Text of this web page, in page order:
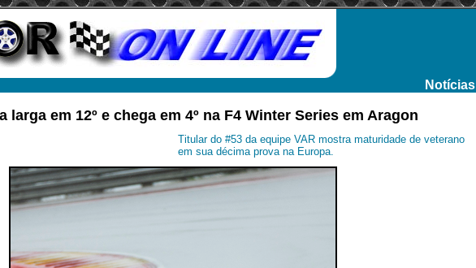
Notícias
larga em 12º e chega em 4º na F4 Winter Series em Aragon
Titular do #53 da equipe VAR mostra maturidade de veterano
em sua décima prova na Europa.